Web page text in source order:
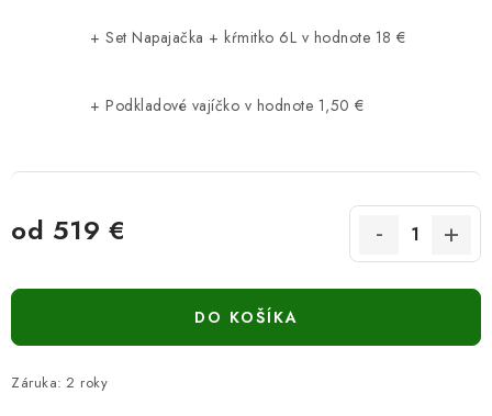
+ Set Napajačka + kŕmitko 6L v hodnote 18 €
+ Podkladové vajíčko v hodnote 1,50 €
od 519 €
DO KOŠÍKA
Záruka: 2 roky